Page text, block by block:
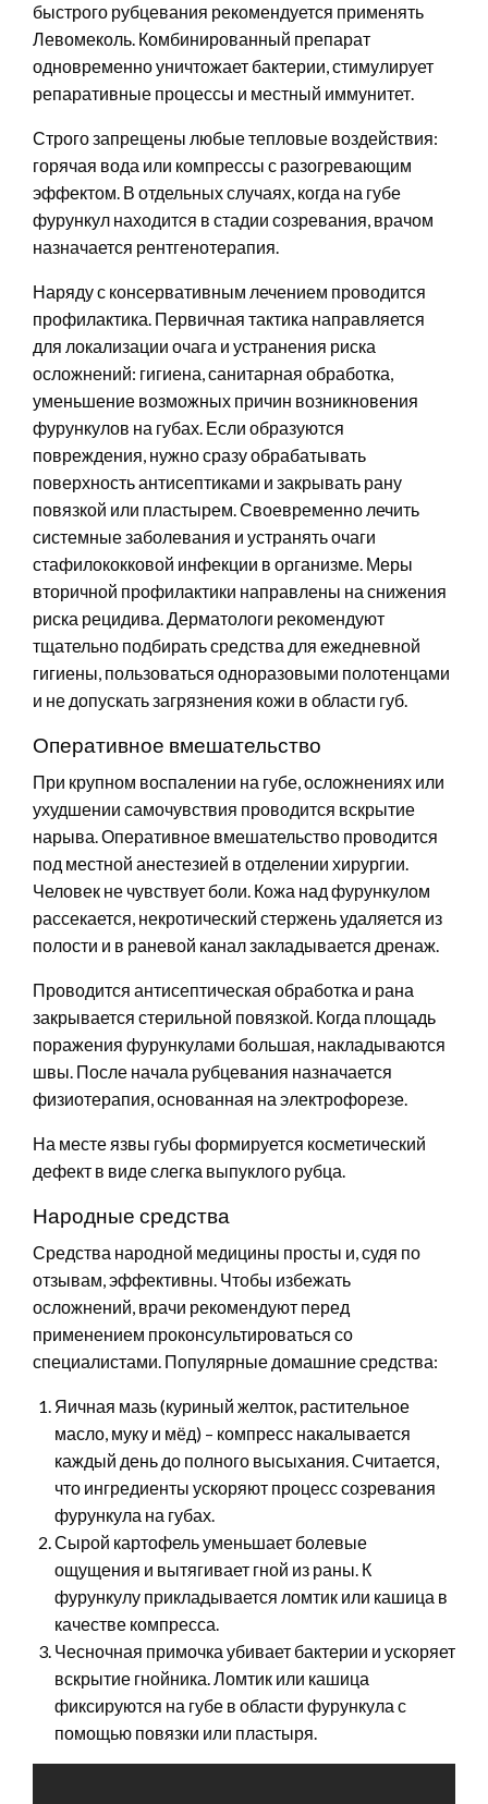
быстрого рубцевания рекомендуется применять
Левомеколь. Комбинированный препарат
одновременно уничтожает бактерии, стимулирует
репаративные процессы и местный иммунитет.
Строго запрещены любые тепловые воздействия:
горячая вода или компрессы с разогревающим
эффектом. В отдельных случаях, когда на губе
фурункул находится в стадии созревания, врачом
назначается рентгенотерапия.
Наряду с консервативным лечением проводится
профилактика. Первичная тактика направляется
для локализации очага и устранения риска
осложнений: гигиена, санитарная обработка,
уменьшение возможных причин возникновения
фурункулов на губах. Если образуются
повреждения, нужно сразу обрабатывать
поверхность антисептиками и закрывать рану
повязкой или пластырем. Своевременно лечить
системные заболевания и устранять очаги
стафилококковой инфекции в организме. Меры
вторичной профилактики направлены на снижения
риска рецидива. Дерматологи рекомендуют
тщательно подбирать средства для ежедневной
гигиены, пользоваться одноразовыми полотенцами
и не допускать загрязнения кожи в области губ.
Оперативное вмешательство
При крупном воспалении на губе, осложнениях или
ухудшении самочувствия проводится вскрытие
нарыва. Оперативное вмешательство проводится
под местной анестезией в отделении хирургии.
Человек не чувствует боли. Кожа над фурункулом
рассекается, некротический стержень удаляется из
полости и в раневой канал закладывается дренаж.
Проводится антисептическая обработка и рана
закрывается стерильной повязкой. Когда площадь
поражения фурункулами большая, накладываются
швы. После начала рубцевания назначается
физиотерапия, основанная на электрофорезе.
На месте язвы губы формируется косметический
дефект в виде слегка выпуклого рубца.
Народные средства
Средства народной медицины просты и, судя по
отзывам, эффективны. Чтобы избежать
осложнений, врачи рекомендуют перед
применением проконсультироваться со
специалистами. Популярные домашние средства:
Яичная мазь (куриный желток, растительное
масло, муку и мёд) – компресс накалывается
каждый день до полного высыхания. Считается,
что ингредиенты ускоряют процесс созревания
фурункула на губах.
Сырой картофель уменьшает болевые
ощущения и вытягивает гной из раны. К
фурункулу прикладывается ломтик или кашица в
качестве компресса.
Чесночная примочка убивает бактерии и ускоряет
вскрытие гнойника. Ломтик или кашица
фиксируются на губе в области фурункула с
помощью повязки или пластыря.